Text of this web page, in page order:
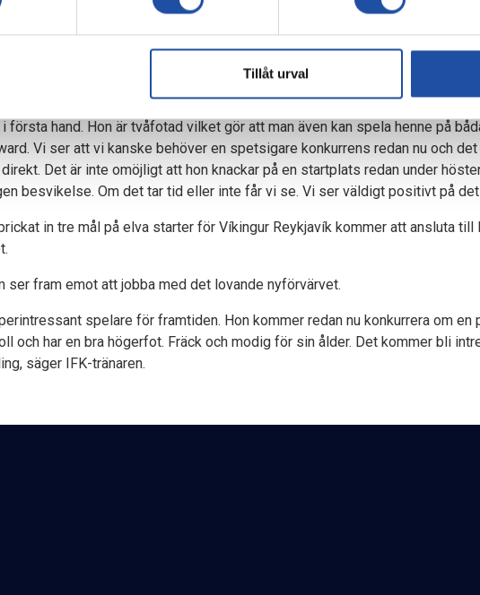
Tillåt urval
är en mogen spelare och tjej som vågar ta för sig. Vi har också ett
hand om varandra på planen – och på sidan av planen. Jag är inte orolig
ett starkt band till Island vilket gör omställningen så mycket lättare.
första hand. Hon är tvåfotad vilket gör att man även kan spela henne på
Vi ser att vi kanske behöver en spetsigare konkurrens redan nu och
Det är inte omöjligt att hon knackar på en startplats redan under
besvikelse. Om det tar tid eller inte får vi se. Vi ser väldigt positivt på det
in tre mål på elva starter för Víkingur Reykjavík kommer att ansluta till
ser fram emot att jobba med det lovande nyförvärvet.
spelare för framtiden. Hon kommer redan nu konkurrera om en
och har en bra högerfot. Fräck och modig för sin ålder. Det kommer bli
säger IFK-tränaren.